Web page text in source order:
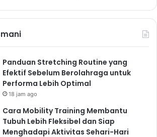
Panduan Stretching Routine yang
Efektif Sebelum Berolahraga untuk
Performa Lebih Optimal
18 jam ago
Cara Mobility Training Membantu
Tubuh Lebih Fleksibel dan Siap
Menghadapi Aktivitas Sehari-Hari